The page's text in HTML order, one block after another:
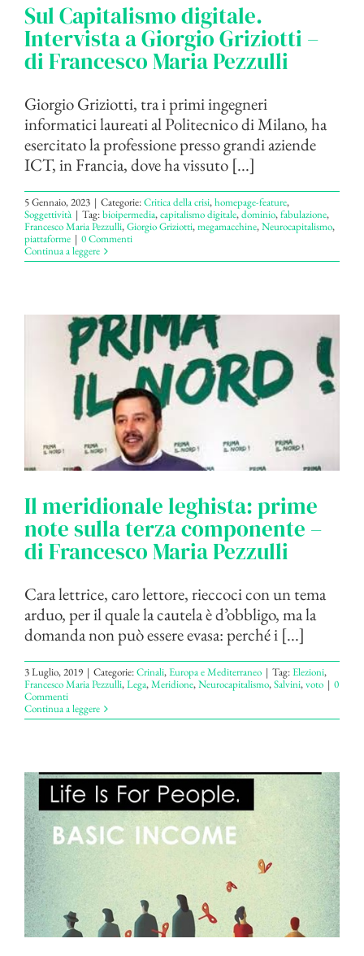
Sul Capitalismo digitale.
Intervista a Giorgio Griziotti –
di Francesco Maria Pezzulli
Giorgio Griziotti, tra i primi ingegneri
informatici laureati al Politecnico di Milano, ha
esercitato la professione presso grandi aziende
ICT, in Francia, dove ha vissuto [...]
5 Gennaio, 2023 | Categorie:Critica della crisi,homepage-feature,
Soggettività | Tag:bioipermedia,capitalismo digitale,dominio,fabulazione,
Francesco Maria Pezzulli,Giorgio Griziotti,megamacchine,Neurocapitalismo,
piattaforme | 0 Commenti
Continua a leggere
Il meridionale leghista: prime
note sulla terza componente –
di Francesco Maria Pezzulli
Cara lettrice, caro lettore, rieccoci con un tema
arduo, per il quale la cautela è d’obbligo, ma la
domanda non può essere evasa: perché i [...]
3 Luglio, 2019 | Categorie:Crinali,Europa e Mediterraneo | Tag:Elezioni,
Francesco Maria Pezzulli,Lega,Meridione,Neurocapitalismo,Salvini,voto | 0
Commenti
Continua a leggere